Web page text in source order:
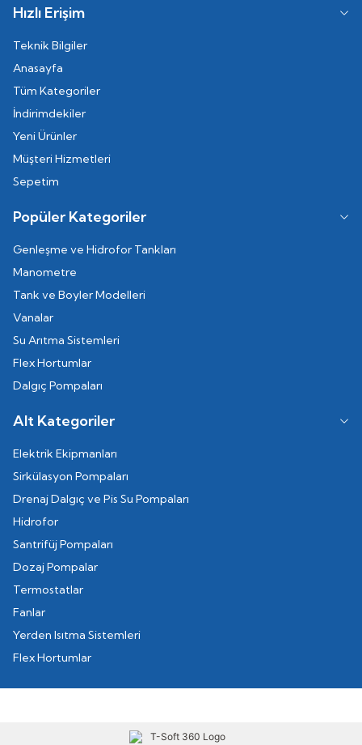
Hızlı Erişim
Teknik Bilgiler
Anasayfa
Tüm Kategoriler
İndirimdekiler
Yeni Ürünler
Müşteri Hizmetleri
Sepetim
Popüler Kategoriler
Genleşme ve Hidrofor Tankları
Manometre
Tank ve Boyler Modelleri
Vanalar
Su Arıtma Sistemleri
Flex Hortumlar
Dalgıç Pompaları
Alt Kategoriler
Elektrik Ekipmanları
Sirkülasyon Pompaları
Drenaj Dalgıç ve Pis Su Pompaları
Hidrofor
Santrifüj Pompaları
Dozaj Pompalar
Termostatlar
Fanlar
Yerden Isıtma Sistemleri
Flex Hortumlar